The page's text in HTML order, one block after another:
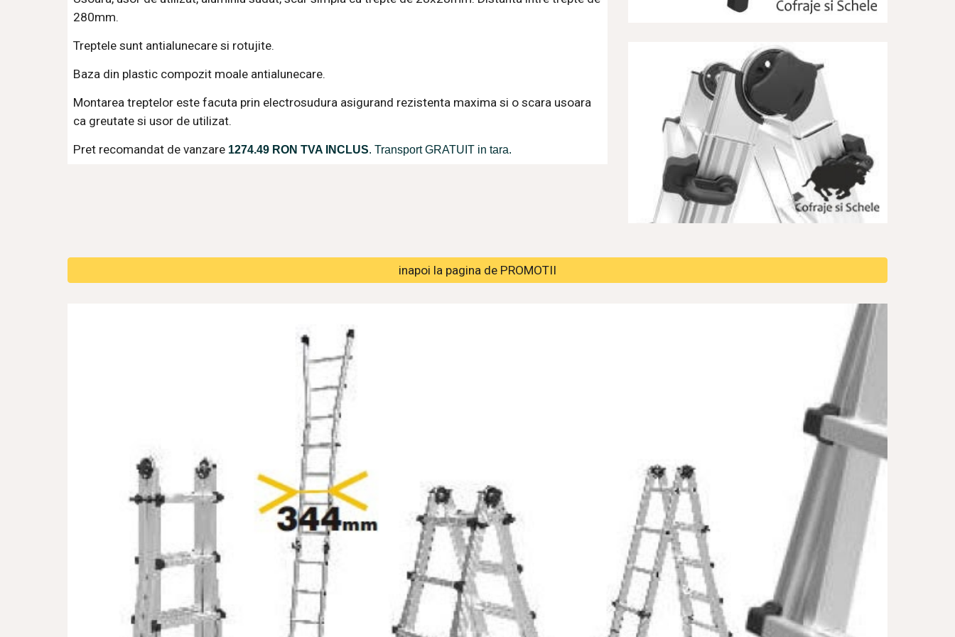
280mm.
Treptele sunt antialunecare si rotujite.
Baza din plastic compozit moale antialunecare.
Montarea treptelor este facuta prin electrosudura asigurand rezistenta maxima si o scara usoara
ca greutate si usor de utilizat.
Pret recomandat de vanzare 1274.49 RON TVA INCLUS. Transport GRATUIT in tara.
inapoi la pagina de PROMOTII